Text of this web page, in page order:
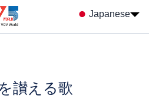
Japanese
讃える歌